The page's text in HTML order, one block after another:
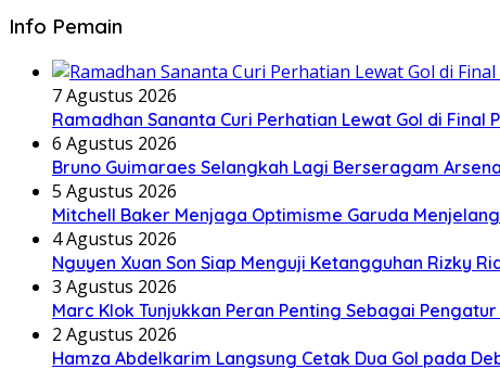
Info Pemain
7 Agustus 2026
Ramadhan Sananta Curi Perhatian Lewat Gol di Final
6 Agustus 2026
Bruno Guimaraes Selangkah Lagi Berseragam
5 Agustus 2026
Mitchell Baker Menjaga Optimisme Garuda
4 Agustus 2026
Nguyen Xuan Son Siap Menguji Ketangguhan Rizky
3 Agustus 2026
Marc Klok Tunjukkan Peran Penting Sebagai
2 Agustus 2026
Hamza Abdelkarim Langsung Cetak Dua Gol pada